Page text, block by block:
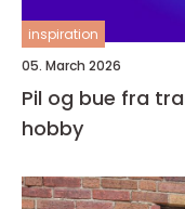
inspiration
05. March 2026
Pil og bue fra tradisjonelt våpen til moderne
hobby